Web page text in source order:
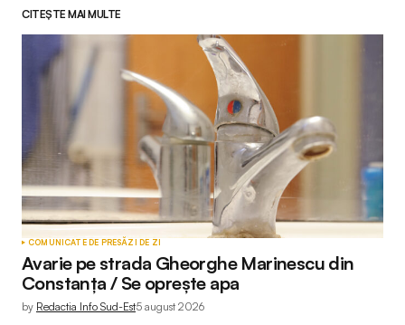
CITEȘTE MAI MULTE
COMUNICATE DE PRESĂZI DE ZI
Avarie pe strada Gheorghe Marinescu din
Constanța / Se oprește apa
by Redactia Info Sud-Est5 august 2026